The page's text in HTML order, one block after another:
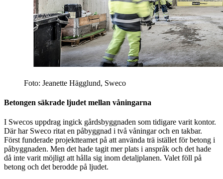
Foto: Jeanette Hägglund, Sweco
Betongen säkrade ljudet mellan våningarna
I Swecos uppdrag ingick gårdsbyggnaden som tidigare varit kontor.
Där har Sweco ritat en påbyggnad i två våningar och en takbar.
Först funderade projektteamet på att använda trä istället för betong i
påbyggnaden. Men det hade tagit mer plats i anspråk och det hade
då inte varit möjligt att hålla sig inom detaljplanen. Valet föll på
betong och det berodde på ljudet.